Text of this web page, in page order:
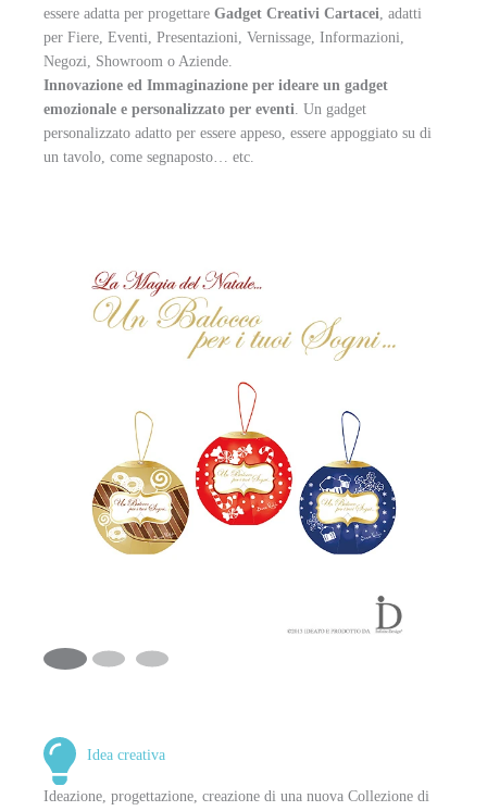
essere adatta per progettare Gadget Creativi Cartacei, adatti
per Fiere, Eventi, Presentazioni, Vernissage, Informazioni,
Negozi, Showroom o Aziende.
Innovazione ed Immaginazione per ideare un gadget
emozionale e personalizzato per eventi. Un gadget
personalizzato adatto per essere appeso, essere appoggiato su di
un tavolo, come segnaposto… etc.
Idea creativa
Ideazione, progettazione, creazione di una nuova Collezione di